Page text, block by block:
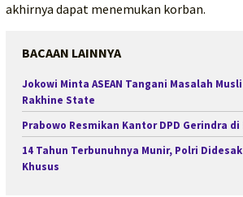
akhirnya dapat menemukan korban.
BACAAN LAINNYA
Jokowi Minta ASEAN Tangani Masalah
Rakhine State
Prabowo Resmikan Kantor DPD Gerindra
14 Tahun Terbunuhnya Munir, Polri
Khusus